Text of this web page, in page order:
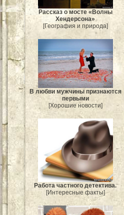
Рассказ о мосте «Волны
Хендерсона»
[География и природа]
В любви мужчины признаются
первыми
[Хорошие новости]
Работа частного детектива.
[Интересные факты]